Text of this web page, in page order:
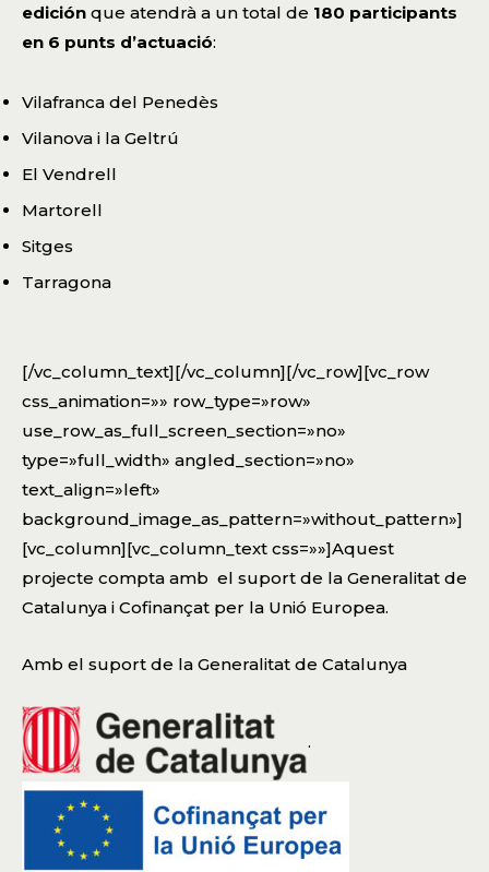
edición que atendrà a un total de 180 participants
en 6 punts d’actuació:
Vilafranca del Penedès
Vilanova i la Geltrú
El Vendrell
Martorell
Sitges
Tarragona
[/vc_column_text][/vc_column][/vc_row][vc_row
css_animation=»» row_type=»row»
use_row_as_full_screen_section=»no»
type=»full_width» angled_section=»no»
text_align=»left»
background_image_as_pattern=»without_pattern»]
[vc_column][vc_column_text css=»»]Aquest
projecte compta amb el suport de la Generalitat de
Catalunya i Cofinançat per la Unió Europea.
Amb el suport de la Generalitat de Catalunya
.